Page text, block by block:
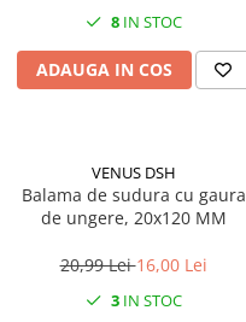
8IN STOC
ADAUGA IN COS
VENUS DSH
Balama de sudura cu gaura
de ungere, 20x120 MM
20,99 Lei16,00 Lei
3IN STOC